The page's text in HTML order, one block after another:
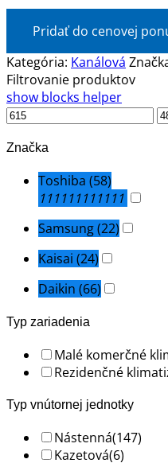
2.5kW
-
FDXM25F9+RXM25R
R32
(Kanálová)
Pridať do cenovej
Kategória: Kanálová
Filtrovanie produktov
show blocks helper
Značka
Toshiba (58)
111111111111
Samsung(22)
Kaisai (24)
Daikin (66)
Typ zariadenia
Malé komerčné
Rezidenčné
Typ vnútornej jednotky
Nástenná(147)
Kazetová(6)